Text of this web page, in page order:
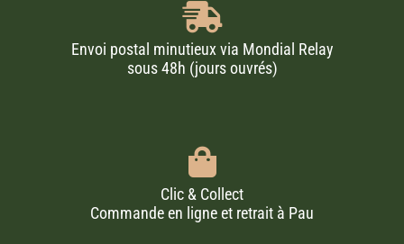
Envoi postal minutieux via Mondial Relay
sous 48h (jours ouvrés)
Clic & Collect
Commande en ligne et retrait à Pau